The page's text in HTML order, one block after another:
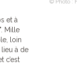
© Photo :
et à
Mille
loin
à de
c’est